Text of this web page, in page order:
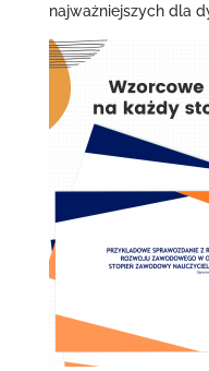
najważniejszych dla